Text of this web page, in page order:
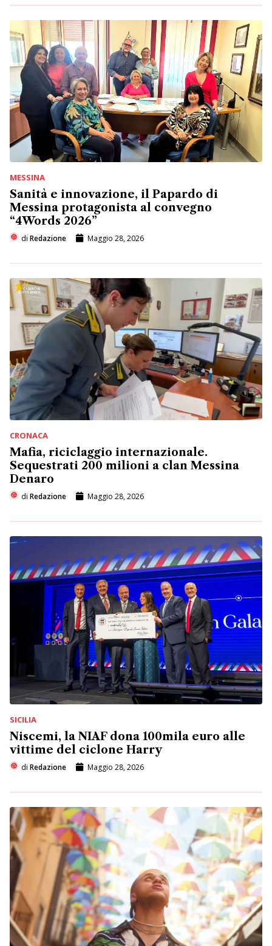
MESSINA
Sanità e innovazione, il Papardo di
Messina protagonista al convegno
“4Words 2026”
di Redazione Maggio 28, 2026
CRONACA
Mafia, riciclaggio internazionale.
Sequestrati 200 milioni a clan Messina
Denaro
di Redazione Maggio 28, 2026
SICILIA
Niscemi, la NIAF dona 100mila euro alle
vittime del ciclone Harry
di Redazione Maggio 28, 2026